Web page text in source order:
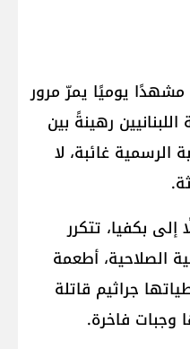
مشهدًا يوميًا يمرّ مرور
رهينةً بين
الرسمية غائبة، لا
بكفيا، تتكرر
الصلاحية، أطعمة
جراثيم قاتلة
وجبات فاخرة.